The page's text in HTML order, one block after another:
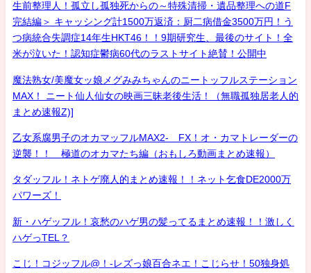
生前整理人！孤立し孤独死からの～特殊清掃・遺品整理への道F
完結編＞ キャッシング計1500万返済：厨二病借金3500万円！う
つ病統合失調症14年生HKT46！！9期研究生、最後のサイト！全
米が泣いた！認知症鬱病60代のラストサイト絶賛！公開中
魔法熟女/美魔女ッ娘メグみみちゃんのニートッフルステーション
MAX！ ニート仙人仙女の映画三昧老後生活！（無職孤独居老人的
まとめ速報Z)]
乙女系腐男子のオカマッフルMAX2- FX！オ・カマトレーダーの
逆襲！！ 極道のオカマたち編（おもしろ動画まとめ速報）
タダッフル！ネトゲ廃人的まとめ速報！！ネット乞食DE2000万
パワーズ！
新・ハゲッフル！哀愁のハゲ男の髪ってるまとめ速報！！激しく
ハゲっTEL？
こじ！コジッフル@！-レズっ娘百合ネエ！こじらせ！50独身処